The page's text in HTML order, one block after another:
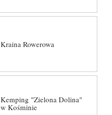
Kraina Rowerowa
Kemping "Zielona Dolina"
w Kośminie